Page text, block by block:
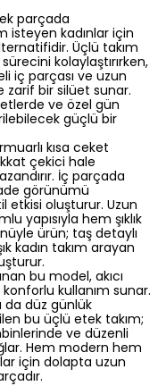
parçada
isteyen kadınlar için
Üçlü takım
kolaylaştırırken,
iç parçası ve uzun
zarif bir silüet sunar.
ve özel gün
güçlü bir
kısa ceket
çekici hale
İç parçada
görünümü
etkisi oluşturur. Uzun
yapısıyla hem şıklık
ürün; taş detaylı
kadın takım arayan
bu model, akıcı
kullanım sunar.
da düz günlük
bu üçlü etek takım;
ve düzenli
Hem modern hem
için dolapta uzun